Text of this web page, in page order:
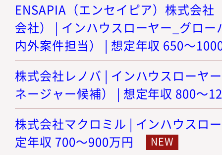
ENSAPIA（エンセイピア）株式会
会社） | インハウスローヤー_グロ
内外案件担当） | 想定年収 650～
株式会社レノバ | インハウスローヤ
ネージャー候補） | 想定年収 800～
株式会社マクロミル | インハウスロ
定年収 700～900万円